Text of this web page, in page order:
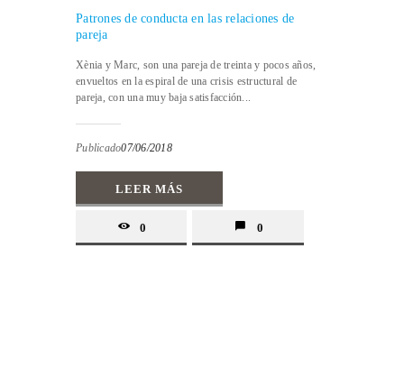
Patrones de conducta en las relaciones de
pareja
Xènia y Marc, son una pareja de treinta y pocos años,
envueltos en la espiral de una crisis estructural de
pareja, con una muy baja satisfacción...
Publicado07/06/2018
LEER MÁS
0 0